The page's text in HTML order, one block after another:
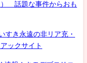
） 話題な事件からおも
すき永遠の非リア充・
ックサイト